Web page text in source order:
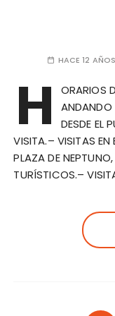
HACE 12 AÑOS
H
ORARIOS
ANDANDO
DESDE EL
VISITA.– VISITAS EN
PLAZA DE
TURÍSTICOS.–